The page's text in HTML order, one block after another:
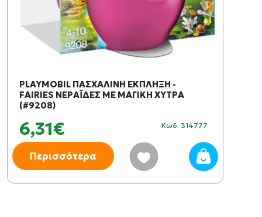
PLAYMOBIL ΠΑΣΧΑΛΙΝΗ ΕΚΠΛΗΞΗ -
FAIRIES ΝΕΡΑΪΔΕΣ ΜΕ ΜΑΓΙΚΗ ΧΥΤΡΑ
(#9208)
6,31€ Κωδ: 314777
Περισσότερα